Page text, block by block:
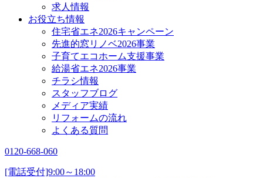
求人情報
お役立ち情報
住宅省エネ2026キャンペーン
先進的窓リノベ2026事業
子育てエコホーム支援事業
給湯省エネ2026事業
チラシ情報
スタッフブログ
メディア実績
リフォームの流れ
よくある質問
0120-668-060
[電話受付]9:00～18:00